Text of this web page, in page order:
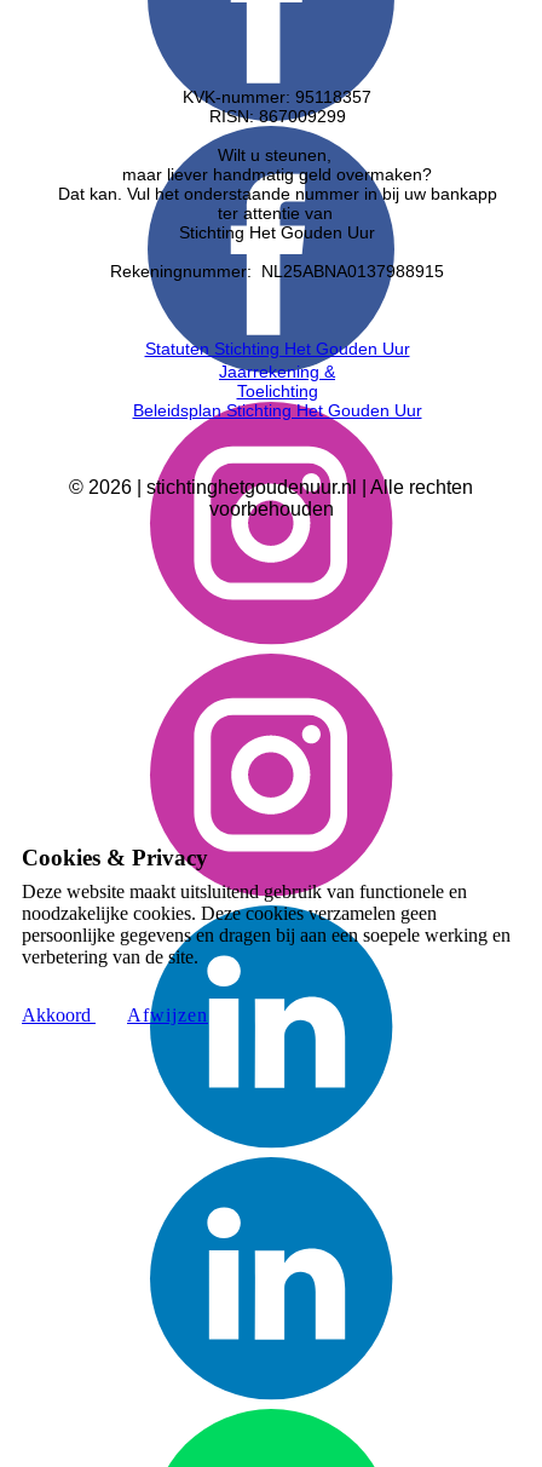
KVK-nummer: 95118357
RISN: ​867009299
Wilt u steunen,
maar liever handmatig geld overmaken?
Dat kan. Vul het onderstaande nummer in bij uw bankapp
ter attentie van
Stichting Het Gouden Uur
Rekeningnummer: NL25ABNA0137988915
Statuten Stichting Het Gouden Uur
Jaarrekening &
Toelichting
Beleidsplan Stichting Het Gouden Uur
© 2026 | stichtinghetgoudenuur.nl | Alle rechten
voorbehouden
Cookies & Privacy
Deze website maakt uitsluitend gebruik van functionele en
noodzakelijke cookies. Deze cookies verzamelen geen
persoonlijke gegevens en dragen bij aan een soepele werking en
verbetering van de site.
Akkoord A​fwijzen